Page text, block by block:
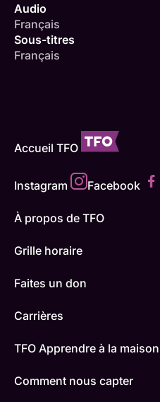
Audio
Français
Sous-titres
Français
Accueil TFO
Instagram Facebook
À propos de TFO
Grille horaire
Faites un don
Carrières
TFO Apprendre à la maison
Comment nous capter